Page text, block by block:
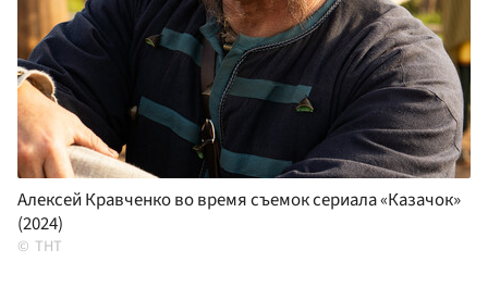
Алексей Кравченко во время съемок сериала «Казачок»
(2024)
ТНТ